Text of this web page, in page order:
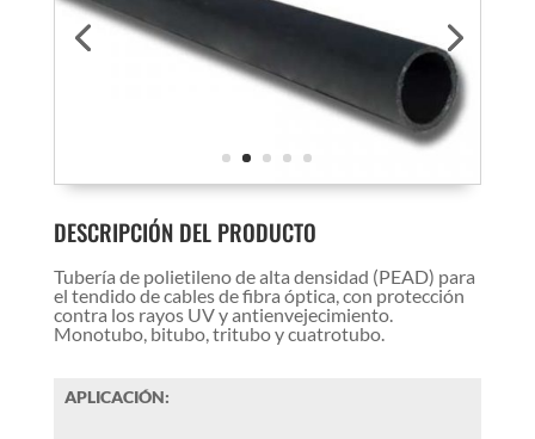
DESCRIPCIÓN DEL PRODUCTO
Tubería de polietileno de alta densidad (PEAD) para
el tendido de cables de fibra óptica, con protección
contra los rayos UV y antienvejecimiento.
Monotubo, bitubo, tritubo y cuatrotubo.
APLICACIÓN: